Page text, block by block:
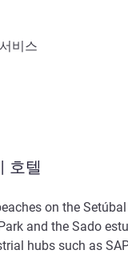
비스
호텔
on the Setúbal
and the Sado
hubs such as